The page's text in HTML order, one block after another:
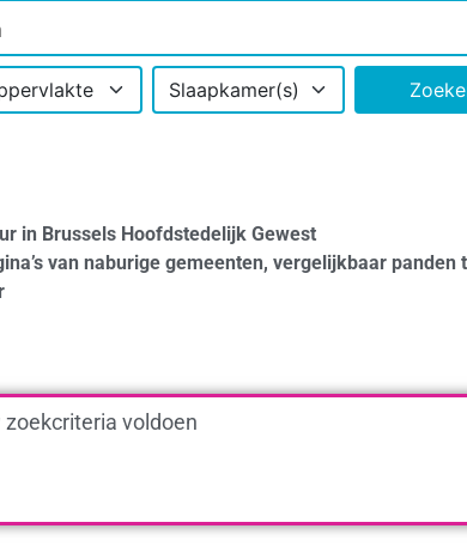
Slaapkamer(s)
in Brussels Hoofdstedelijk Gewest
van naburige gemeenten, vergelijkbaar panden
voldoen